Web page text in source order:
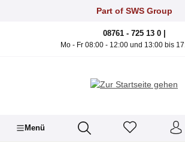
Zum Hauptinhalt springenPart of SWS Group
08761 - 725 13 0 |
Mo - Fr 08:00 - 12:00 und 13:00 bis
Menü